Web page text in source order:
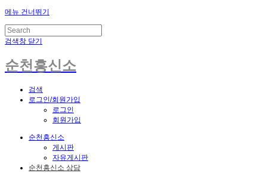
메뉴 건너뛰기
검색창 닫기
순천흥신소
검색
로그인/회원가입
로그인
회원가입
순천흥신소
게시판
자유게시판
순천흥신소 상담